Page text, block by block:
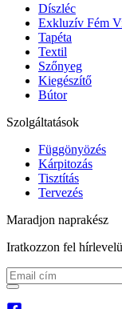
Díszléc
Exkluzív Fém
Tapéta
Textil
Szőnyeg
Kiegészítő
Bútor
Szolgáltatások
Függönyözés
Kárpitozás
Tisztítás
Tervezés
Maradjon naprakész
Iratkozzon fel